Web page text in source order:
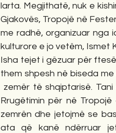
larta. Megjithatë, nuk e
Gjakovës, Tropojë në
me radhë, organizuar nga
kulturore e jo vetëm, Ismet
Isha tejet i gëzuar për
them shpesh në biseda
zemër të shqiptarisë.
Rrugëtimin për në Tropojë
zemrën dhe jetojmë se
ata që kanë ndërruar